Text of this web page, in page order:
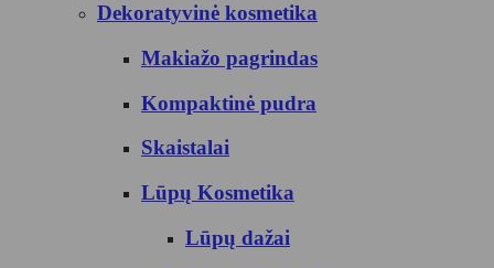
Dekoratyvinė kosmetika
Makiažo pagrindas
Kompaktinė pudra
Skaistalai
Lūpų Kosmetika
Lūpų dažai